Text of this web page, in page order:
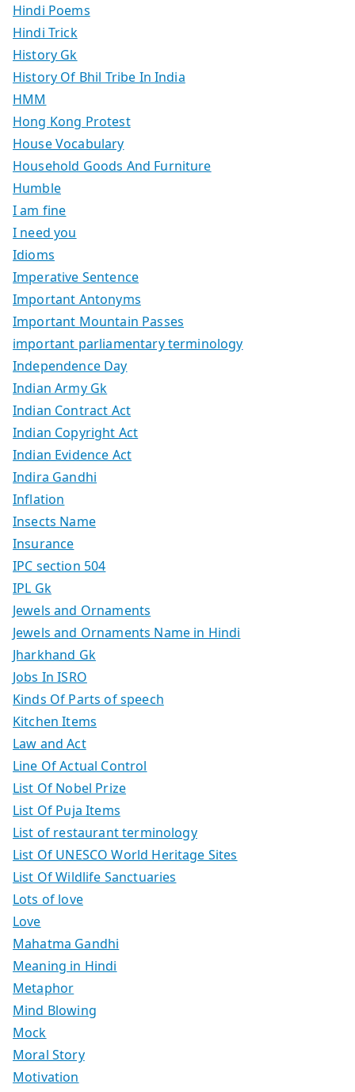
Hindi Poems
Hindi Trick
History Gk
History Of Bhil Tribe In India
HMM
Hong Kong Protest
House Vocabulary
Household Goods And Furniture
Humble
I am fine
I need you
Idioms
Imperative Sentence
Important Antonyms
Important Mountain Passes
important parliamentary terminology
Independence Day
Indian Army Gk
Indian Contract Act
Indian Copyright Act
Indian Evidence Act
Indira Gandhi
Inflation
Insects Name
Insurance
IPC section 504
IPL Gk
Jewels and Ornaments
Jewels and Ornaments Name in Hindi
Jharkhand Gk
Jobs In ISRO
Kinds Of Parts of speech
Kitchen Items
Law and Act
Line Of Actual Control
List Of Nobel Prize
List Of Puja Items
List of restaurant terminology
List Of UNESCO World Heritage Sites
List Of Wildlife Sanctuaries
Lots of love
Love
Mahatma Gandhi
Meaning in Hindi
Metaphor
Mind Blowing
Mock
Moral Story
Motivation